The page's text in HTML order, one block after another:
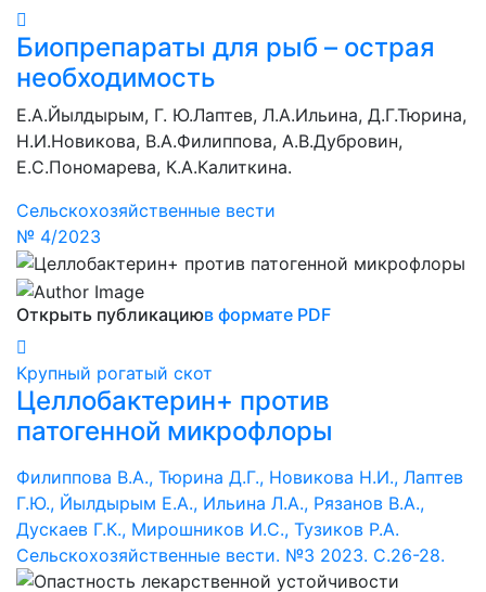
Биопрепараты для рыб – острая
необходимость
Е.А.Йылдырым, Г. Ю.Лаптев, Л.А.Ильина, Д.Г.Тюрина,
Н.И.Новикова, В.А.Филиппова, А.В.Дубровин,
Е.С.Пономарева, К.А.Калиткина.
Сельскохозяйственные вести
№ 4/2023
Открыть публикациюв формате PDF
Крупный рогатый скот
Целлобактерин+ против
патогенной микрофлоры
Филиппова В.А., Тюрина Д.Г., Новикова Н.И., Лаптев
Г.Ю., Йылдырым Е.А., Ильина Л.А., Рязанов В.А.,
Дускаев Г.К., Мирошников И.С., Тузиков Р.А.
Сельскохозяйственные вести. №3 2023. С.26-28.